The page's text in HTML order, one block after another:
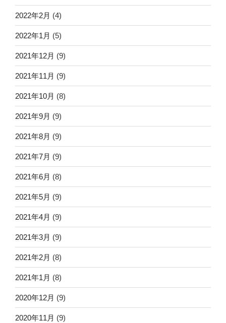
2022年2月 (4)
2022年1月 (5)
2021年12月 (9)
2021年11月 (9)
2021年10月 (8)
2021年9月 (9)
2021年8月 (9)
2021年7月 (9)
2021年6月 (8)
2021年5月 (9)
2021年4月 (9)
2021年3月 (9)
2021年2月 (8)
2021年1月 (8)
2020年12月 (9)
2020年11月 (9)